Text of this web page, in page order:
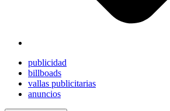
publicidad
billboads
vallas publicitarias
anuncios